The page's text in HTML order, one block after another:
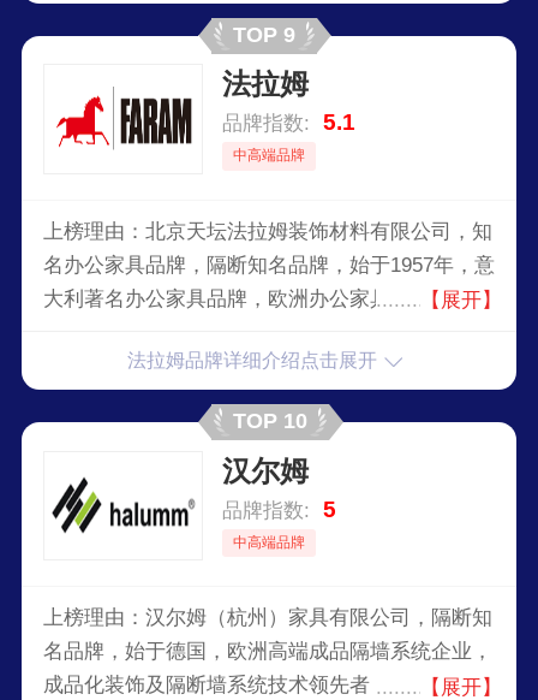
案。此外，在公共部门，Maars一直很活跃，并率
先提出申请，包括医院、公共机构、大学和学校。
Maars不断突破界限，在设计、隔音、多媒体和防
火领域不断取得进步。新的高科技系统和智能解决
方案在墙体中的集成创造了大量新的机会。
TOP 9
法拉姆
品牌指数: 5.1
中高端品牌
上榜理由：北京天坛法拉姆装饰材料有限公司，知
名办公家具品牌，隔断知名品牌，始于1957年，意
大利著名办公家具品牌，欧洲办公家具、装饰板市
【展开】
法拉姆品牌详细介绍点击展开
TOP 10
汉尔姆
品牌指数: 5
中高端品牌
上榜理由：汉尔姆（杭州）家具有限公司，隔断知
名品牌，始于德国，欧洲高端成品隔墙系统企业，
成品化装饰及隔断墙系统技术领先者，在建筑装饰
【展开】